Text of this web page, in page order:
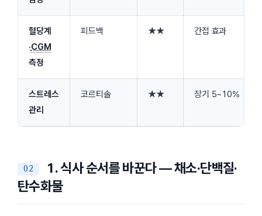
혈당계
·CGM
측정
피드백 ★★ 간접 효과
스트레스
관리
코르티솔 ★★ 장기 5~10%
1. 식사 순서를 바꾼다 — 채소·단백질·
탄수화물